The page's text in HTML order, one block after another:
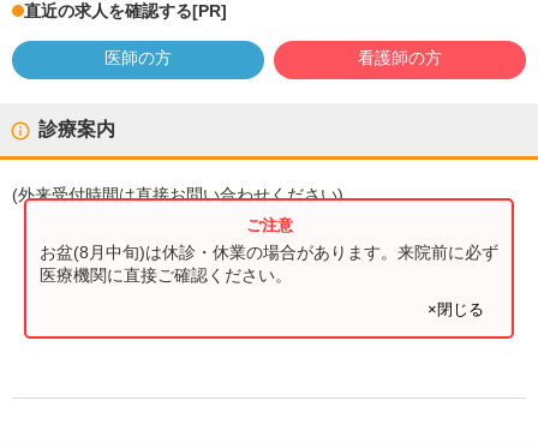
直近の求人を確認する[PR]
医師の方 看護師の方
診療案内
(外来受付時間は直接お問い合わせください)
お盆(8月中旬)は休診・休業の場合があります。来院前に必ず
医療機関に直接ご確認ください。
×閉じる